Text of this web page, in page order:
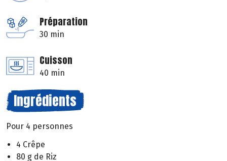
Préparation
30 min
Cuisson
40 min
Ingrédients
Pour 4 personnes
4 Crêpe
80 g de Riz